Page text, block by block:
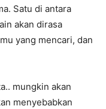
Satu di antara
akan dirasa
yang mencari, dan
mungkin akan
menyebabkan